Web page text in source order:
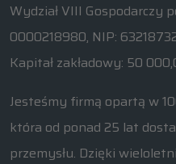
Wydział VIII Gospodarczy
0000218980, NIP:
Kapitał zakładowy: 50
Jesteśmy firmą opartą w
która od ponad 25 lat
przemysłu. Dzięki